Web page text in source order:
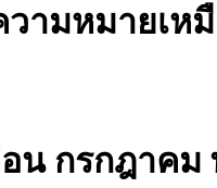
ามหมายเห
น กรกฎาคม